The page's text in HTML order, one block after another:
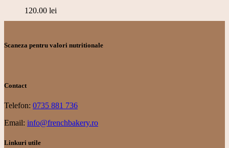
120.00 lei
Scaneza pentru valori nutritionale
Contact
Telefon: 0735 881 736
Email: info@frenchbakery.ro
Linkuri utile